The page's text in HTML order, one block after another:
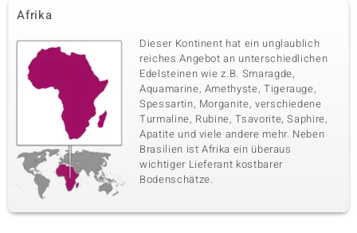
Afrika
Dieser Kontinent hat ein unglaublich
reiches Angebot an unterschiedlichen
Edelsteinen wie z.B. Smaragde,
Aquamarine, Amethyste, Tigerauge,
Spessartin, Morganite, verschiedene
Turmaline, Rubine, Tsavorite, Saphire,
Apatite und viele andere mehr. Neben
Brasilien ist Afrika ein überaus
wichtiger Lieferant kostbarer
Bodenschätze.